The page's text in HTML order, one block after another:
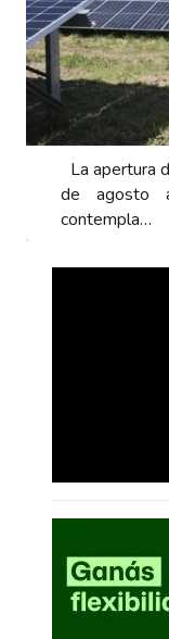
La apertura
de agosto
contempla…